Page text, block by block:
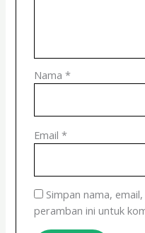
Nama *
Email *
Simpan nama,
peramban ini untuk